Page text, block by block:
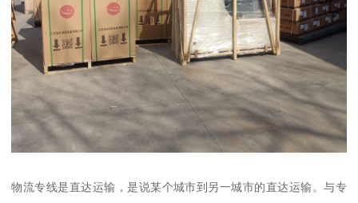
物流专线是直达运输，是说某个城市到另一城市的直达运输。与专